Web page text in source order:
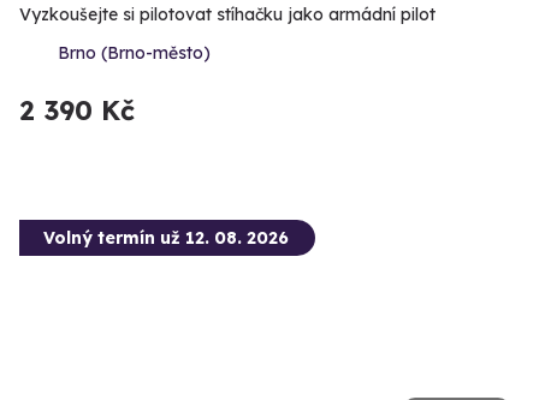
Vyzkoušejte si pilotovat stíhačku jako armádní pilot
Brno (Brno-město)
2 390 Kč
Volný termín už 12. 08. 2026